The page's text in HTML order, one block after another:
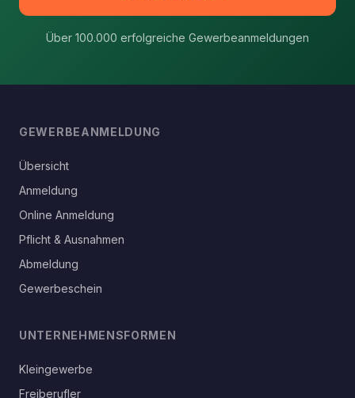
Über 100.000 erfolgreiche Gewerbeanmeldungen
GEWERBEANMELDUNG
Übersicht
Anmeldung
Online Anmeldung
Pflicht & Ausnahmen
Abmeldung
Gewerbeschein
UNTERNEHMENSFORMEN
Kleingewerbe
Freiberufler